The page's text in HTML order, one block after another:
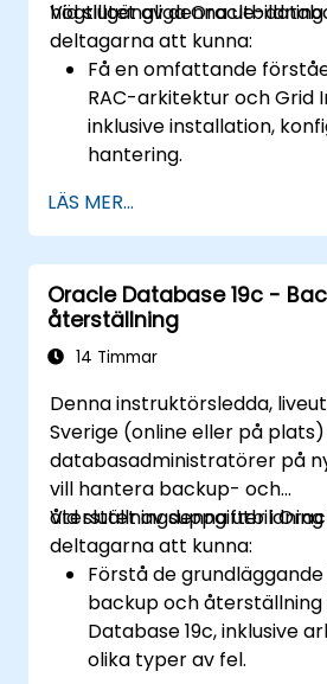
säkerställande av
automatisering av Data
operationer.
högtillgängliga Oracle-
Vid slutet av denna
deltagarna att kunna:
Få en omfattande
RAC-arkitektur och Grid
inklusive installation,
hantering.
av Automatic Storage
(ASM), inklusive
instansjustering och
återställning.
Lära sig avancerade
prestandajustering av RAC,
och bästa praxis för hög
Förvärva färmigahet i
diagnostik för att lösa
Grid Infrastructure-miljöer.
Förstå processen för att
uppgradera Oracle RAC
Infrastructure med
och upprätthållande av
LÄS MER...
Oracle Database 19c -
återställning
14 Timmar
Denna instruktörsledda,
Sverige (online eller på
databasadministratörer på
vill hantera backup- och
återställningsuppgifter i
Vid slutet av denna
deltagarna att kunna:
Förstå de
backup och återställning
Database 19c, inklusive
olika typer av fel.